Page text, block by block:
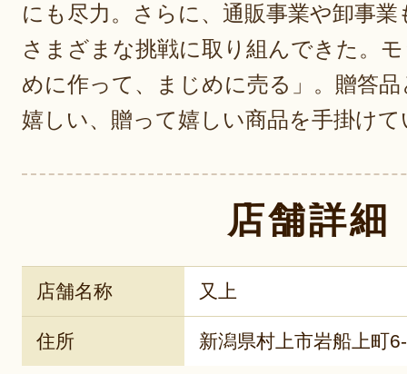
にも尽力。さらに、通販事業や卸事
さまざまな挑戦に取り組んできた。
めに作って、まじめに売る」。贈答
嬉しい、贈って嬉しい商品を手掛けて
店舗詳細
店舗名称 又上
住所 新潟県村上市岩船上町